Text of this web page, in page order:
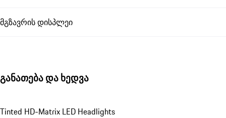
მგზავრის დისპლეი
განათება და ხედვა
Tinted HD-Matrix LED Headlights